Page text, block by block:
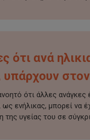
ότι ανά
υπάρχουν
ότι άλλες
ως ενήλικας, μπορεί να
της υγείας του σε